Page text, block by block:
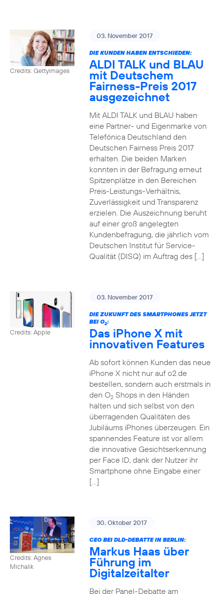
Credits: Gettyimages
03. November 2017
DIE KUNDEN HABEN ENTSCHIEDEN:
ALDI TALK und BLAU
mit Deutschem
Fairness-Preis 2017
ausgezeichnet
Mit ALDI TALK und BLAU haben
eine Partner- und Eigenmarke von
Telefónica Deutschland den
Deutschen Fairness Preis 2017
erhalten. Die beiden Marken
konnten in der Befragung erneut
Spitzenplätze in den Bereichen
Preis-Leistungs-Verhältnis,
Zuverlässigkeit und Transparenz
erzielen. Die Auszeichnung beruht
auf einer groß angelegten
Kundenbefragung, die jährlich vom
Deutschen Institut für Service-
Qualität (DISQ) im Auftrag des […]
Credits: Apple
03. November 2017
DIE ZUKUNFT DES SMARTPHONES JETZT
BEI O2:
Das iPhone X mit
innovativen Features
Ab sofort können Kunden das neue
iPhone X nicht nur auf o2.de
bestellen, sondern auch erstmals in
den O2Shops in den Händen
halten und sich selbst von den
überragenden Qualitäten des
Jubiläums iPhones überzeugen. Ein
spannendes Feature ist vor allem
die innovative Gesichtserkennung
per Face ID, dank der Nutzer ihr
Smartphone ohne Eingabe einer
[…]
Credits: Agnes
Michalik
30. Oktober 2017
CEO BEI DLD-DEBATTE IN BERLIN:
Markus Haas über
Führung im
Digitalzeitalter
Bei der Panel-Debatte am